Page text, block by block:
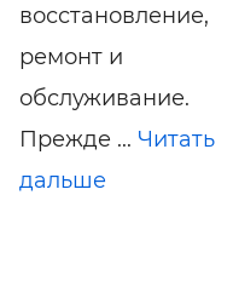
восстановление,
ремонт и
обслуживание.
Прежде ... Читать
дальше